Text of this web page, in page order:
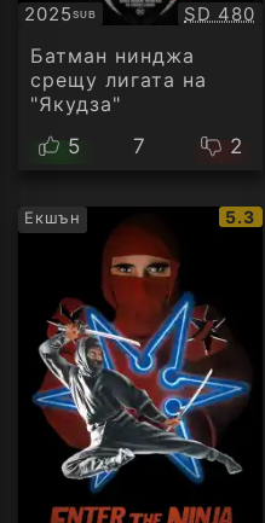
2025SUB
Субтитри SD 480
Батман нинджа
срещу лигата на
"Якудза"
5
7 2
Екшън
IMDb
5.3